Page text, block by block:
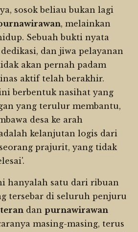
sosok beliau bukan lagi
, melainkan
Sebuah bukti nyata
dan jiwa pelayanan
akan pernah padam
aktif telah berakhir.
berbentuk nasihat yang
yang terulur membantu,
desa ke arah
kelanjutan logis dari
prajurit, yang tidak
hanyalah satu dari ribuan
tersebar di seluruh penjuru
dan purnawirawan
masing-masing, terus